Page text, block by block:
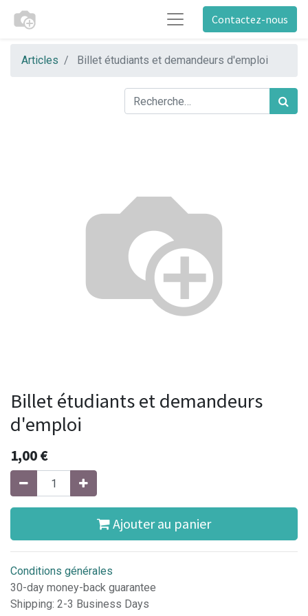
Contactez-nous
Articles Billet étudiants et demandeurs d'emploi
Billet étudiants et demandeurs
d'emploi
1,00€
Ajouter au panier
Conditions générales
30-day money-back guarantee
Shipping: 2-3 Business Days